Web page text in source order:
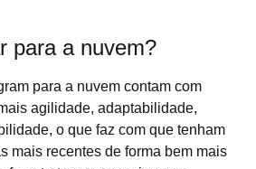
para a nuvem?
para a nuvem contam com
agilidade, adaptabilidade,
o que faz com que tenham
mais recentes de forma bem mais